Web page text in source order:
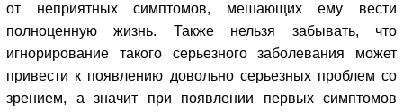
от неприятных симптомов, мешающих ему вести
полноценную жизнь. Также нельзя забывать, что
игнорирование такого серьезного заболевания может
привести к появлению довольно серьезных проблем со
зрением, а значит при появлении первых симптомов